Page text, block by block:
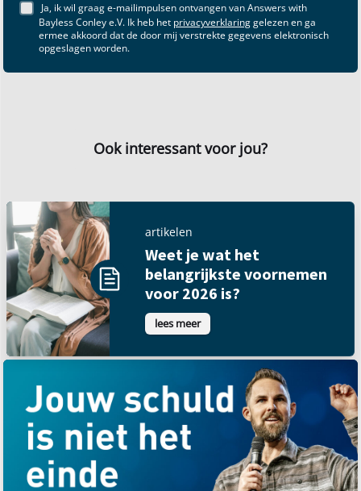
Ja, ik wil graag e-mailimpulsen ontvangen van Answers with
Bayless Conley e.V. Ik heb het privacyverklaringgelezen en ga
ermee akkoord dat de door mij verstrekte gegevens elektronisch
opgeslagen worden.
Ook interessant voor jou?
artikelen
Weet je wat het
belangrijkste voornemen
voor 2026 is?
lees meer